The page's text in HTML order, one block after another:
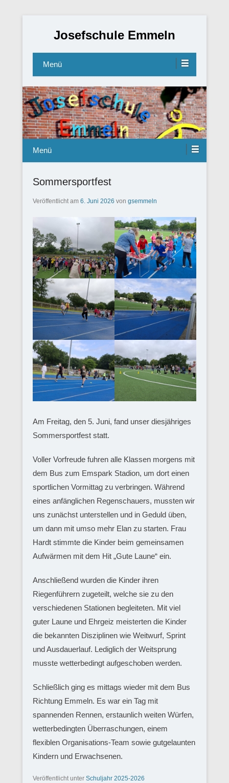
Josefschule Emmeln
Menü
Menü
Sommersportfest
Veröffentlicht am 6. Juni 2026 von gsemmeln
Am Freitag, den 5. Juni, fand unser diesjähriges
Sommersportfest statt.
Voller Vorfreude fuhren alle Klassen morgens mit
dem Bus zum Emspark Stadion, um dort einen
sportlichen Vormittag zu verbringen. Während
eines anfänglichen Regenschauers, mussten wir
uns zunächst unterstellen und in Geduld üben,
um dann mit umso mehr Elan zu starten. Frau
Hardt stimmte die Kinder beim gemeinsamen
Aufwärmen mit dem Hit „Gute Laune“ ein.
Anschließend wurden die Kinder ihren
Riegenführern zugeteilt, welche sie zu den
verschiedenen Stationen begleiteten. Mit viel
guter Laune und Ehrgeiz meisterten die Kinder
die bekannten Disziplinen wie Weitwurf, Sprint
und Ausdauerlauf. Lediglich der Weitsprung
musste wetterbedingt aufgeschoben werden.
Schließlich ging es mittags wieder mit dem Bus
Richtung Emmeln. Es war ein Tag mit
spannenden Rennen, erstaunlich weiten Würfen,
wetterbedingten Überraschungen, einem
flexiblen Organisations-Team sowie gutgelaunten
Kindern und Erwachsenen.
Veröffentlicht unter Schuljahr 2025-2026